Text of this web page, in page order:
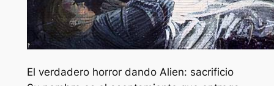
El verdadero horror dando Alien: sacrificio